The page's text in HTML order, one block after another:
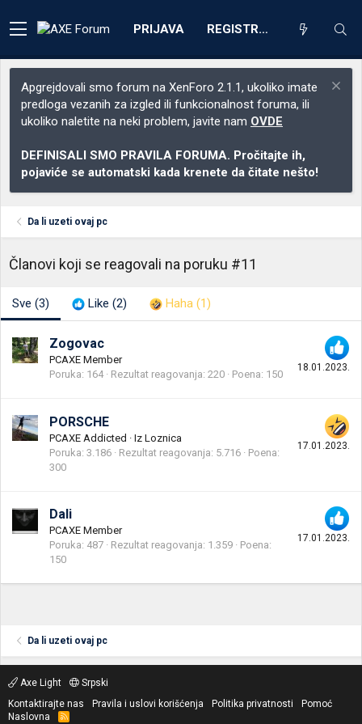
PRIJAVA REGISTRACIJA
Apgrejdovali smo forum na XenForo 2.1.1, ukoliko imate
predloga vezanih za izgled ili funkcionalnost foruma, ili
ukoliko naletite na neki problem, javite nam OVDE
DEFINISALI SMO PRAVILA FORUMA. Pročitajte ih,
pojaviće se automatski kada krenete da čitate nešto!
Da li uzeti ovaj pc
Članovi koji se reagovali na poruku #11
Sve (3) Like (2) Haha (1)
18.01.2023.
Zogovac
PCAXE Member
Poruka 164 Rezultat reagovanja 220 Poena 150
17.01.2023.
PORSCHE
PCAXE Addicted · Iz Loznica
Poruka 3.186 Rezultat reagovanja 5.716
Poena
300
17.01.2023.
Dali
PCAXE Member
Poruka 487 Rezultat reagovanja 1.359
Poena
150
Da li uzeti ovaj pc
Axe Light
Srpski
Kontaktirajte nas
Pravila i uslovi korišćenja Politika privatnosti
Pomoć
Naslovna
R